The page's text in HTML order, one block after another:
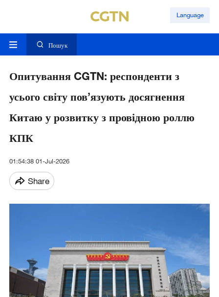
Language
Пошук
Опитування CGTN: респонденти з
усього світу пов’язують досягнення
Китаю у розвитку з провідною роллю
КПК
01:54:38 01-Jul-2026
Share